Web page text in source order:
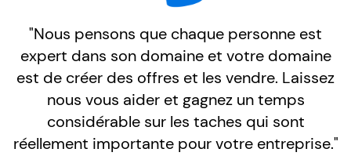
"Nous pensons que chaque personne est
expert dans son domaine et votre domaine
est de créer des offres et les vendre. Laissez
nous vous aider et gagnez un temps
considérable sur les taches qui sont
réellement importante pour votre entreprise."